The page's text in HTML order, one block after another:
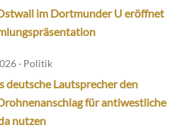
im Dortmunder U eröffnet
· Politik
deutsche Lautsprecher den
für antiwestliche
nutzen